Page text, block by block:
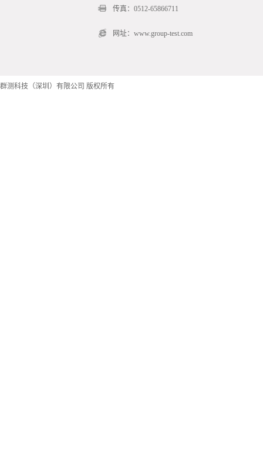
传真：0512-65866711
网址：www.group-test.com
群测科技（深圳）有限公司 版权所有